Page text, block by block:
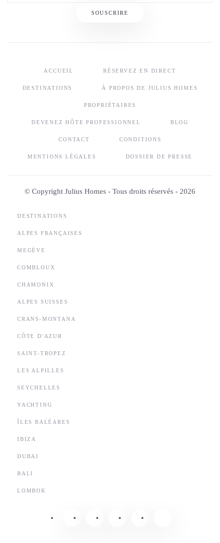
SOUSCRIRE
ACCUEIL RÉSERVEZ EN DIRECT
DESTINATIONS À PROPOS DE JULIUS HOMES
PROPRIÉTAIRES
DEVENEZ HÔTE PROFESSIONNEL BLOG
CONTACT CONDITIONS
MENTIONS LÉGALES DOSSIER DE PRESSE
© Copyright Julius Homes - Tous droits réservés - 2026
DESTINATIONS
ALPES FRANÇAISES
MEGÈVE
COMBLOUX
CHAMONIX
ALPES SUISSES
CRANS-MONTANA
CÔTE D'AZUR
SAINT-TROPEZ
LES ALPILLES
SEYCHELLES
YACHTING
ÎLES BALÉARES
IBIZA
DUBAI
BALI
LOMBOK